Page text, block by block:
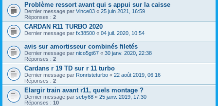
Problème ressort avant qui s appui sur la caisse
Dernier message par Vince03 « 25 juin 2021, 16:59
Réponses : 2
CARDAN R11 TURBO 2020
Dernier message par fx38500 « 04 juil. 2020, 10:54
avis sur amortisseur combinés filetés
Dernier message par nico5gt67 « 30 janv. 2020, 22:38
Réponses : 2
Cardans r 19 TD sur r 11 turbo
Dernier message par Ronristeturbo « 22 août 2019, 06:16
Réponses : 2
Elargir train avant r11, quels montage ?
Dernier message par seby68 « 25 janv. 2019, 17:30
Réponses : 10